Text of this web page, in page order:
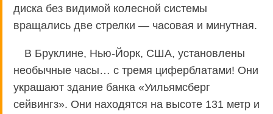
диска без видимой колесной системы
вращались две стрелки — часовая и минутная.
В Бруклине, Нью-Йорк, США, установлены
необычные часы… с тремя циферблатами! Они
украшают здание банка «Уильямсберг
сейвингз». Они находятся на высоте 131 метр и